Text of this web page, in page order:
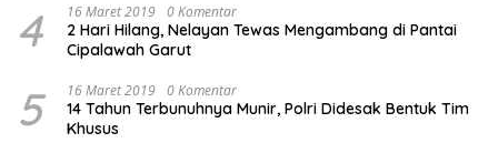
4 16 Maret 2019 0 Komentar
2 Hari Hilang, Nelayan Tewas Mengambang di Pantai
Cipalawah Garut
5 16 Maret 2019 0 Komentar
14 Tahun Terbunuhnya Munir, Polri Didesak Bentuk Tim
Khusus